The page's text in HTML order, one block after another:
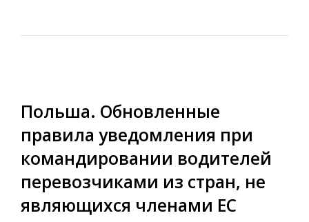
Польша. Обновленные
правила уведомления при
командировании водителей
перевозчиками из стран, не
являющихся членами ЕС